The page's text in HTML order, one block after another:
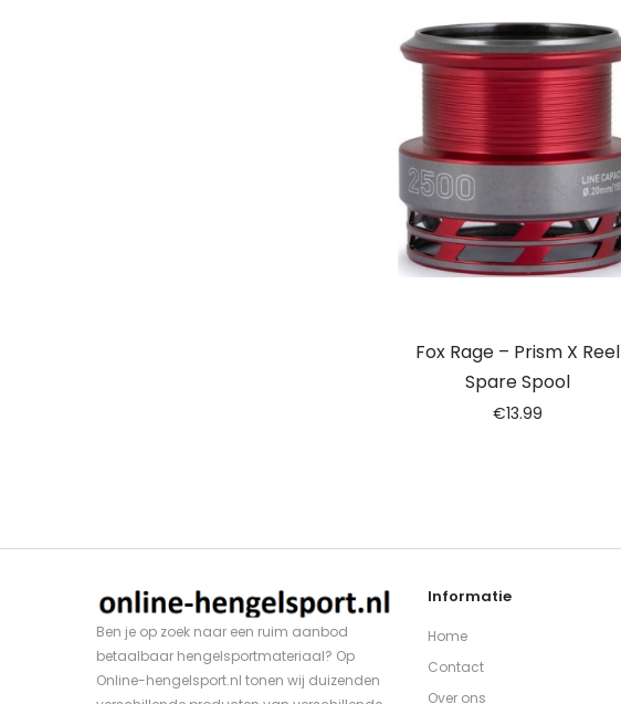
Fox Rage – Prism X Reel
Spare Spool
€13.99
Ben je op zoek naar een ruim aanbod
betaalbaar hengelsportmateriaal? Op
Online-hengelsport.nl tonen wij duizenden
Informatie
Home
Contact
Over ons